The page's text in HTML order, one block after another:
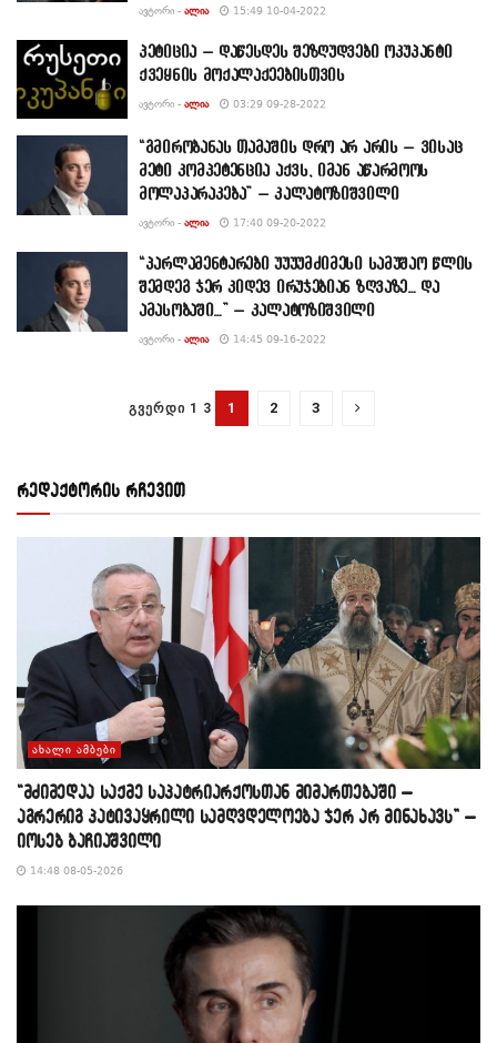
ᲐᲕᲢᲝᲠᲘ - ᲐᲚᲘᲐ 15:49 10-04-2022
პეტიცია – დაწესდეს შეზღუდვები ოკუპანტი
ქვეყნის მოქალაქეებისთვის
ᲐᲕᲢᲝᲠᲘ - ᲐᲚᲘᲐ 03:29 09-28-2022
“გმირობანას თამაშის დრო არ არის – ვისაც
მეტი კომპეტენცია აქვს, იმან აწარმოოს
მოლაპარაკება” – კალატოზიშვილი
ᲐᲕᲢᲝᲠᲘ - ᲐᲚᲘᲐ 17:40 09-20-2022
“პარლამენტარები უუუუმძიმესი სამუშაო წლის
შემდეგ ჯერ კიდევ ირუჯებიან ზღვაზე… და
ამასობაში…” – კალატოზიშვილი
ᲐᲕᲢᲝᲠᲘ - ᲐᲚᲘᲐ 14:45 09-16-2022
ᲒᲕᲔᲠᲓᲘ 1 3 1 2 3
რედაქტორის რჩევით
ᲐᲮᲐᲚᲘ ᲐᲛᲑᲔᲑᲘ
“მძიმედაა საქმე საპატრიარქოსთან მიმართებაში –
აგრერიგ პატივაყრილი სამღვდელოება ჯერ არ მინახავს” –
იოსებ ბაჩიაშვილი
14:48 08-05-2026